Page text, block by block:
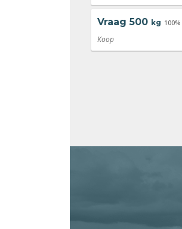
Vraag 500 kg 100%
Koop